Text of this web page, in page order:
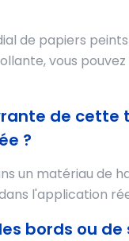
de papiers
vous
de
?
un matériau de
l'application
bords ou